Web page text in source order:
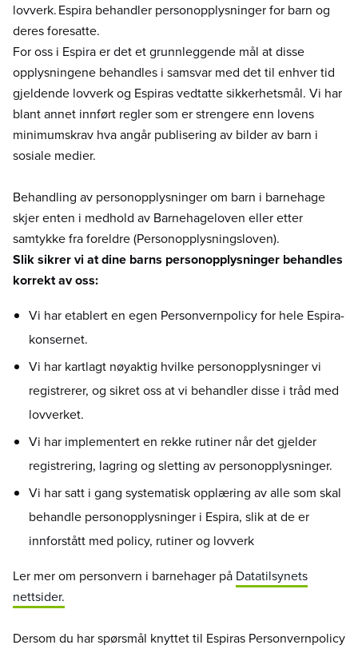
lovverk. Espira behandler personopplysninger for barn og
deres foresatte.
For oss i Espira er det et grunnleggende mål at disse
opplysningene behandles i samsvar med det til enhver tid
gjeldende lovverk og Espiras vedtatte sikkerhetsmål. Vi har
blant annet innført regler som er strengere enn lovens
minimumskrav hva angår publisering av bilder av barn i
sosiale medier.
Behandling av personopplysninger om barn i barnehage
skjer enten i medhold av Barnehageloven eller etter
samtykke fra foreldre (Personopplysningsloven).
Slik sikrer vi at dine barns personopplysninger behandles
korrekt av oss:
Vi har etablert en egen Personvernpolicy for hele Espira-
konsernet.
Vi har kartlagt nøyaktig hvilke personopplysninger vi
registrerer, og sikret oss at vi behandler disse i tråd med
lovverket.
Vi har implementert en rekke rutiner når det gjelder
registrering, lagring og sletting av personopplysninger.
Vi har satt i gang systematisk opplæring av alle som skal
behandle personopplysninger i Espira, slik at de er
innforstått med policy, rutiner og lovverk
Ler mer om personvern i barnehager på Datatilsynets
nettsider.
Dersom du har spørsmål knyttet til Espiras Personvernpolicy